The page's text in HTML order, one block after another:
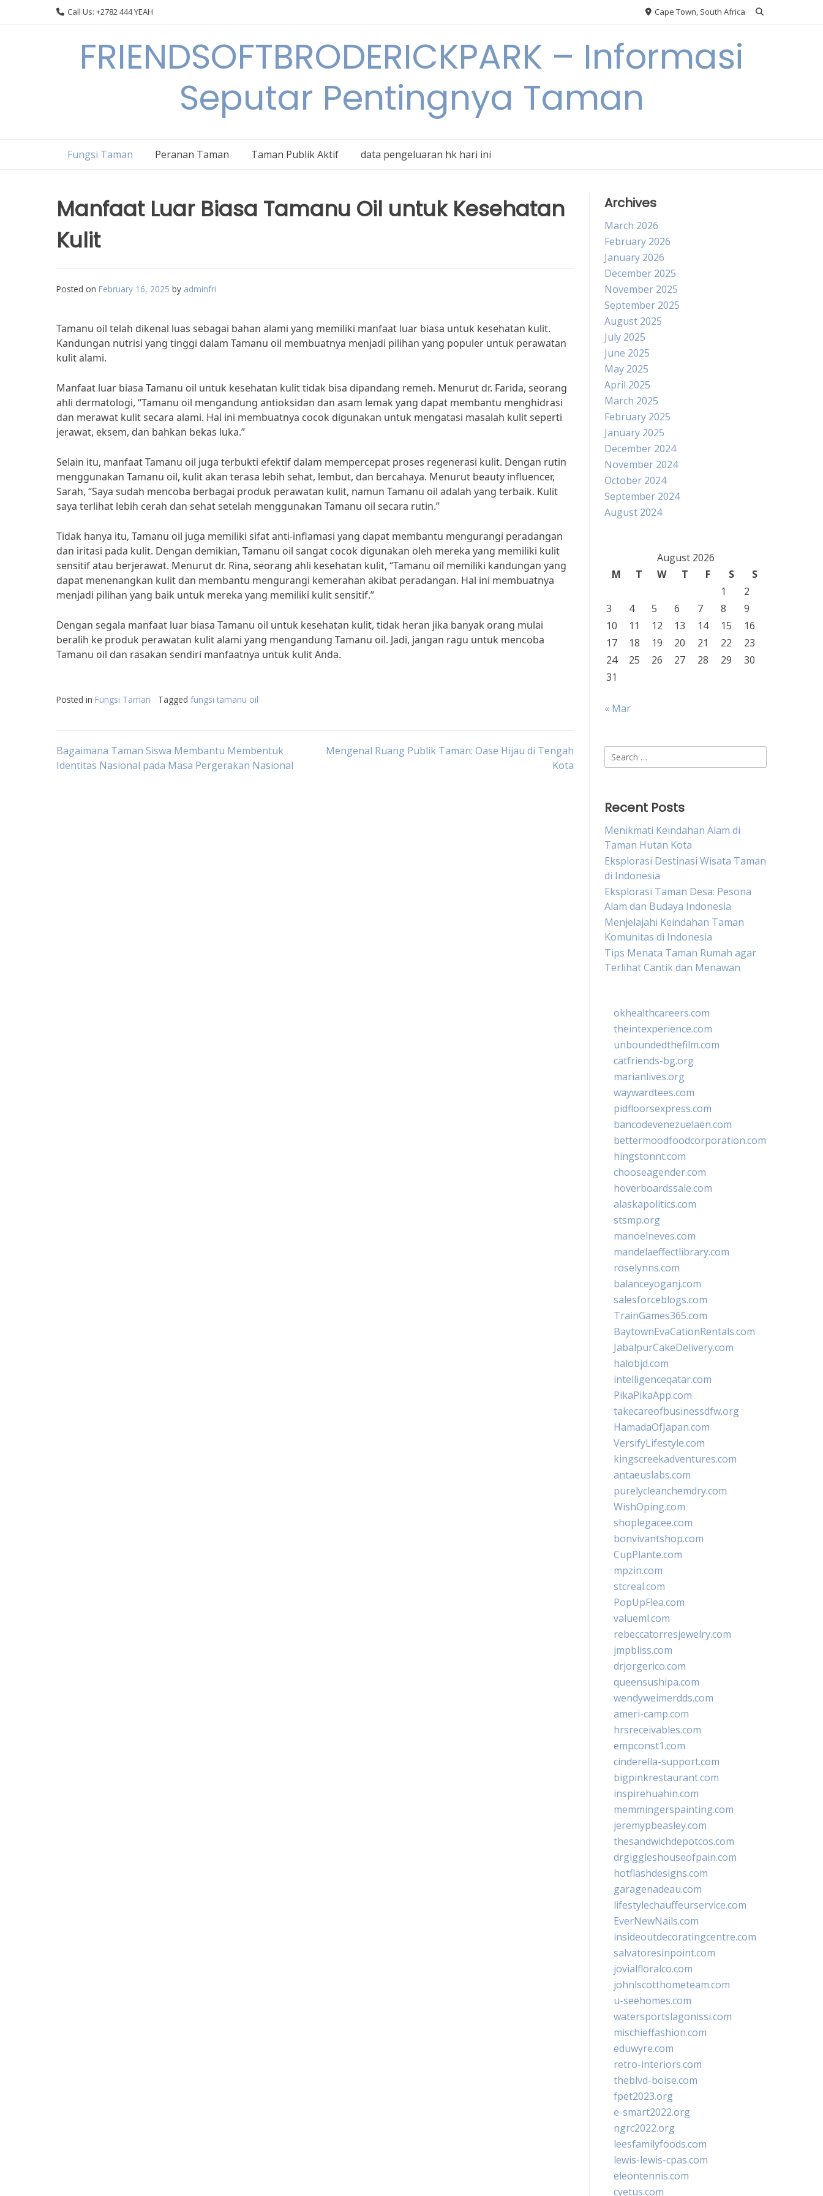
Call Us: +2782 444 YEAH Cape Town, South Africa
FRIENDSOFTBRODERICKPARK – Informasi
Seputar Pentingnya Taman
Fungsi Taman Peranan Taman Taman Publik Aktif data pengeluaran hk hari ini
Manfaat Luar Biasa Tamanu Oil untuk Kesehatan
Kulit
Posted on February 16, 2025 by adminfri
Tamanu oil telah dikenal luas sebagai bahan alami yang memiliki manfaat luar biasa untuk kesehatan kulit.
Kandungan nutrisi yang tinggi dalam Tamanu oil membuatnya menjadi pilihan yang populer untuk perawatan
kulit alami.
Manfaat luar biasa Tamanu oil untuk kesehatan kulit tidak bisa dipandang remeh. Menurut dr. Farida, seorang
ahli dermatologi, “Tamanu oil mengandung antioksidan dan asam lemak yang dapat membantu menghidrasi
dan merawat kulit secara alami. Hal ini membuatnya cocok digunakan untuk mengatasi masalah kulit seperti
jerawat, eksem, dan bahkan bekas luka.”
Selain itu, manfaat Tamanu oil juga terbukti efektif dalam mempercepat proses regenerasi kulit. Dengan rutin
menggunakan Tamanu oil, kulit akan terasa lebih sehat, lembut, dan bercahaya. Menurut beauty influencer,
Sarah, “Saya sudah mencoba berbagai produk perawatan kulit, namun Tamanu oil adalah yang terbaik. Kulit
saya terlihat lebih cerah dan sehat setelah menggunakan Tamanu oil secara rutin.”
Tidak hanya itu, Tamanu oil juga memiliki sifat anti-inflamasi yang dapat membantu mengurangi peradangan
dan iritasi pada kulit. Dengan demikian, Tamanu oil sangat cocok digunakan oleh mereka yang memiliki kulit
sensitif atau berjerawat. Menurut dr. Rina, seorang ahli kesehatan kulit, “Tamanu oil memiliki kandungan yang
dapat menenangkan kulit dan membantu mengurangi kemerahan akibat peradangan. Hal ini membuatnya
menjadi pilihan yang baik untuk mereka yang memiliki kulit sensitif.”
Dengan segala manfaat luar biasa Tamanu oil untuk kesehatan kulit, tidak heran jika banyak orang mulai
beralih ke produk perawatan kulit alami yang mengandung Tamanu oil. Jadi, jangan ragu untuk mencoba
Tamanu oil dan rasakan sendiri manfaatnya untuk kulit Anda.
Posted in Fungsi Taman Tagged fungsi tamanu oil
Post
Bagaimana Taman Siswa Membantu Membentuk
Identitas Nasional pada Masa Pergerakan Nasional
Mengenal Ruang Publik Taman: Oase Hijau di Tengah
Kota
Archives
March 2026
February 2026
January 2026
December 2025
November 2025
September 2025
August 2025
July 2025
June 2025
May 2025
April 2025
March 2025
February 2025
January 2025
December 2024
November 2024
October 2024
September 2024
August 2024
August 2026
M
T W T F S
S
1
2
3
4 5 6 7 8
9
10
11 12 13 14 15
16
17
18 19 20 21 22
23
24
25 26 27 28 29
30
31
« Mar
Search
for:
Recent Posts
Menikmati Keindahan Alam di
Taman Hutan Kota
Eksplorasi Destinasi Wisata Taman
di Indonesia
Eksplorasi Taman Desa: Pesona
Alam dan Budaya Indonesia
Menjelajahi Keindahan Taman
Komunitas di Indonesia
Tips Menata Taman Rumah agar
Terlihat Cantik dan Menawan
okhealthcareers.com
theintexperience.com
unboundedthefilm.com
catfriends-bg.org
marianlives.org
waywardtees.com
pidfloorsexpress.com
bancodevenezuelaen.com
bettermoodfoodcorporation.com
hingstonnt.com
chooseagender.com
hoverboardssale.com
alaskapolitics.com
stsmp.org
manoelneves.com
mandelaeffectlibrary.com
roselynns.com
balanceyoganj.com
salesforceblogs.com
TrainGames365.com
BaytownEvaCationRentals.com
JabalpurCakeDelivery.com
halobjd.com
intelligenceqatar.com
PikaPikaApp.com
takecareofbusinessdfw.org
HamadaOfJapan.com
VersifyLifestyle.com
kingscreekadventures.com
antaeuslabs.com
purelycleanchemdry.com
WishOping.com
shoplegacee.com
bonvivantshop.com
CupPlante.com
mpzin.com
stcreal.com
PopUpFlea.com
valueml.com
rebeccatorresjewelry.com
jmpbliss.com
drjorgerico.com
queensushipa.com
wendyweimerdds.com
ameri-camp.com
hrsreceivables.com
empconst1.com
cinderella-support.com
bigpinkrestaurant.com
inspirehuahin.com
memmingerspainting.com
jeremypbeasley.com
thesandwichdepotcos.com
drgiggleshouseofpain.com
hotflashdesigns.com
garagenadeau.com
lifestylechauffeurservice.com
EverNewNails.com
insideoutdecoratingcentre.com
salvatoresinpoint.com
jovialfloralco.com
johnlscotthometeam.com
u-seehomes.com
watersportslagonissi.com
mischieffashion.com
eduwyre.com
retro-interiors.com
theblvd-boise.com
fpet2023.org
e-smart2022.org
ngrc2022.org
leesfamilyfoods.com
lewis-lewis-cpas.com
eleontennis.com
cyetus.com